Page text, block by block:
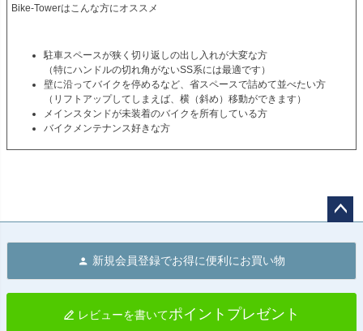
Bike-Towerはこんな方にオススメ
駐車スペースが狭く切り返しの出し入れが大変な方
（特にハンドルの切れ角がないSS系には最適です）
壁に沿ってバイクを停めるなど、省スペースで詰めて並べたい方
（リフトアップしてしまえば、横（斜め）移動ができます）
メインスタンドが未装着のバイクを所有している方
バイクメンテナンス好きな方
へ
新規会員登録でお得に便利にお買い物
レビューを書いてポイントプレゼント